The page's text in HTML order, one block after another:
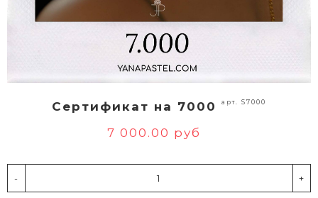
Сертификат на 7000 арт. S7000
7 000.00 руб
- +